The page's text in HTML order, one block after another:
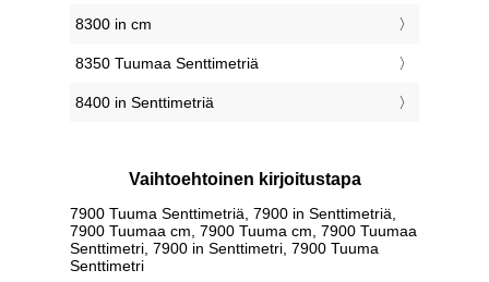
8300 in cm
8350 Tuumaa Senttimetriä
8400 in Senttimetriä
Vaihtoehtoinen kirjoitustapa
7900 Tuuma Senttimetriä, 7900 in Senttimetriä,
7900 Tuumaa cm, 7900 Tuuma cm, 7900 Tuumaa
Senttimetri, 7900 in Senttimetri, 7900 Tuuma
Senttimetri